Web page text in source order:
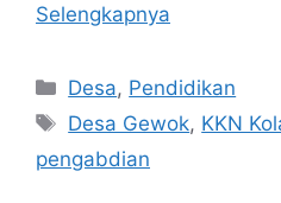
Selengkapnya
Kategori
Desa, Pendidikan
Tag
Desa Gewok, KKN
pengabdian